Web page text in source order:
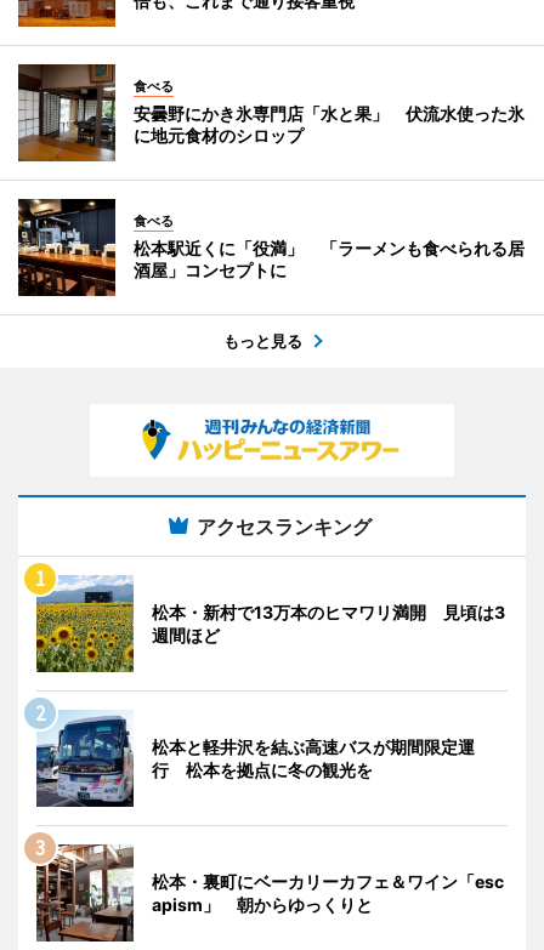
食べる
安曇野にかき氷専門店「水と果」 伏流水使った氷
に地元食材のシロップ
食べる
松本駅近くに「役満」 「ラーメンも食べられる居
酒屋」コンセプトに
もっと見る
アクセスランキング
松本・新村で13万本のヒマワリ満開 見頃は3
週間ほど
松本と軽井沢を結ぶ高速バスが期間限定運
行 松本を拠点に冬の観光を
松本・裏町にベーカリーカフェ＆ワイン「esc
apism」 朝からゆっくりと